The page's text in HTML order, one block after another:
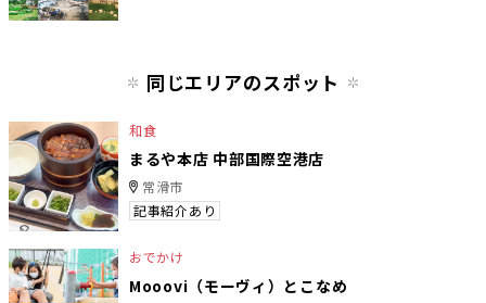
同じエリアのスポット
和食
まるや本店 中部国際空港店
常滑市
記事紹介あり
おでかけ
Mooovi（モーヴィ）とこなめ